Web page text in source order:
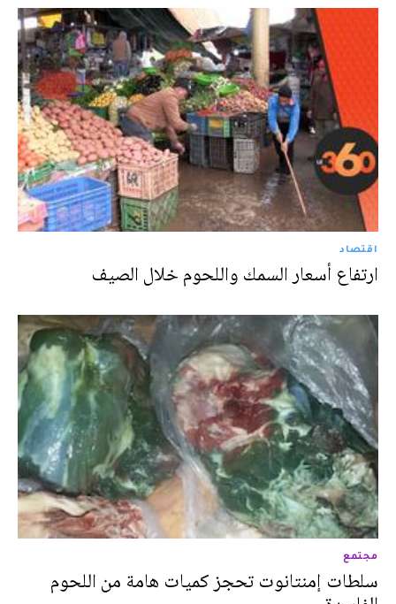
اقتصاد
ارتفاع أسعار السمك واللحوم خلال الصيف
مجتمع
سلطات إمنتانوت تحجز كميات هامة من اللحوم